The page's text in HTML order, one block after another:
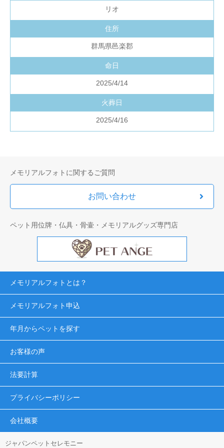
リオ
住所
群馬県邑楽郡
命日
2025/4/14
火葬日
2025/4/16
メモリアルフォトに関するご質問
お問い合わせ
ペット用位牌・仏具・骨壷・メモリアルグッズ専門店
メモリアルフォトとは？
メモリアルフォト申込
年月からペットを探す
お客様の声
法要計算
プライバシーポリシー
会社概要
ジャパンペットセレモニー